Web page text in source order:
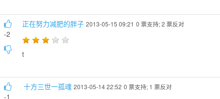
-2
正在努力减肥的胖子 2013-05-15 09:21 0 票支持; 2 票反对
t
-1
十方三世一孤魂 2013-05-14 22:52 0 票支持; 1 票反对